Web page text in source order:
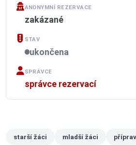
ANONYMNÍ REZERVACE
zakázané
STAV
ukončena
SPRÁVCE
správce rezervací
starší žáci mladší žáci